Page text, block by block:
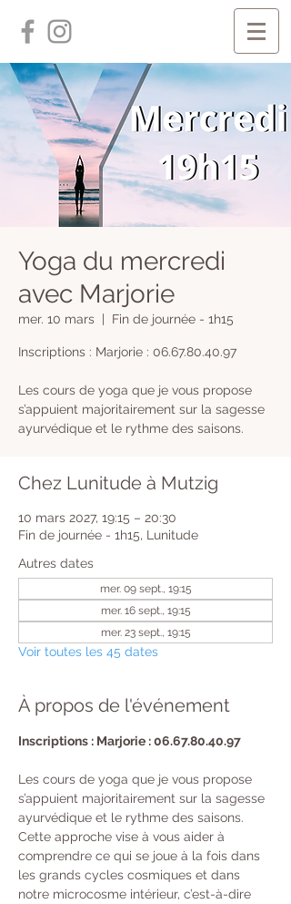
Yoga du mercredi
avec Marjorie
mer. 10 mars Fin de journée - 1h15
Inscriptions : Marjorie : 06.67.80.40.97
Les cours de yoga que je vous propose
s’appuient majoritairement sur la sagesse
ayurvédique et le rythme des saisons.
Chez Lunitude à Mutzig
10 mars 2027, 19:15 – 20:30
Fin de journée - 1h15, Lunitude
Autres dates
mer. 09 sept., 19:15
mer. 16 sept., 19:15
mer. 23 sept., 19:15
Voir toutes les 45 dates
À propos de l'événement
Inscriptions : Marjorie : 06.67.80.40.97
Les cours de yoga que je vous propose
s’appuient majoritairement sur la sagesse
ayurvédique et le rythme des saisons.
Cette approche vise à vous aider à
comprendre ce qui se joue à la fois dans
les grands cycles cosmiques et dans
notre microcosme intérieur, c’est-à-dire